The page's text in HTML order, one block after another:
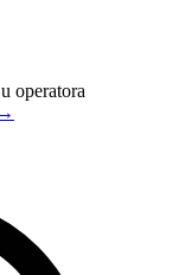
operatora
→